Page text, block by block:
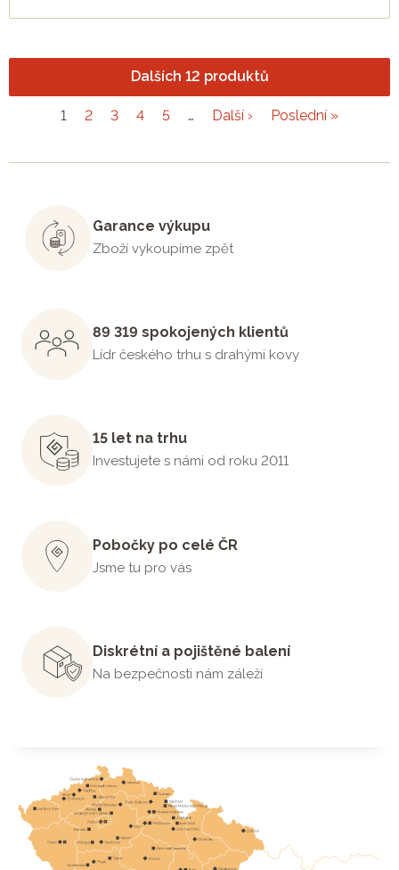
Dalších 12 produktů
1 2 3 4 5 … Další › Poslední »
Garance výkupu
Zboží vykoupíme zpět
89 319 spokojených klientů
Lídr českého trhu s drahými kovy
15 let na trhu
Investujete s námi od roku 2011
Pobočky po celé ČR
Jsme tu pro vás
Diskrétní a pojištěné balení
Na bezpečnosti nám záleží